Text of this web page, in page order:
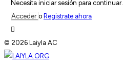
Necesita iniciar sesión para continuar.
Acceder o Registrate ahora
© 2026 Laiyla AC